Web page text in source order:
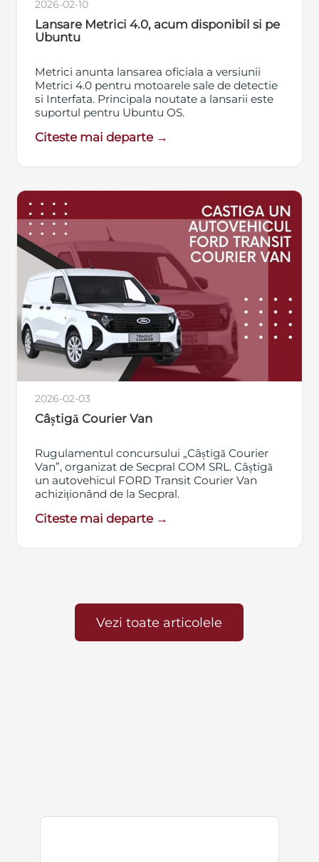
2026-02-10
Lansare Metrici 4.0, acum disponibil si pe
Ubuntu
Metrici anunta lansarea oficiala a versiunii
Metrici 4.0 pentru motoarele sale de detectie
si Interfata. Principala noutate a lansarii este
suportul pentru Ubuntu OS.
Citeste mai departe →
2026-02-03
Câștigă Courier Van
Rugulamentul concursului „Câștigă Courier
Van”, organizat de Secpral COM SRL. Câștigă
un autovehicul FORD Transit Courier Van
achiziționând de la Secpral.
Citeste mai departe →
Vezi toate articolele